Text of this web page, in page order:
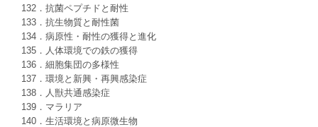
132．抗菌ペプチドと耐性
133．抗生物質と耐性菌
134．病原性・耐性の獲得と進化
135．人体環境での鉄の獲得
136．細胞集団の多様性
137．環境と新興・再興感染症
138．人獣共通感染症
139．マラリア
140．生活環境と病原微生物